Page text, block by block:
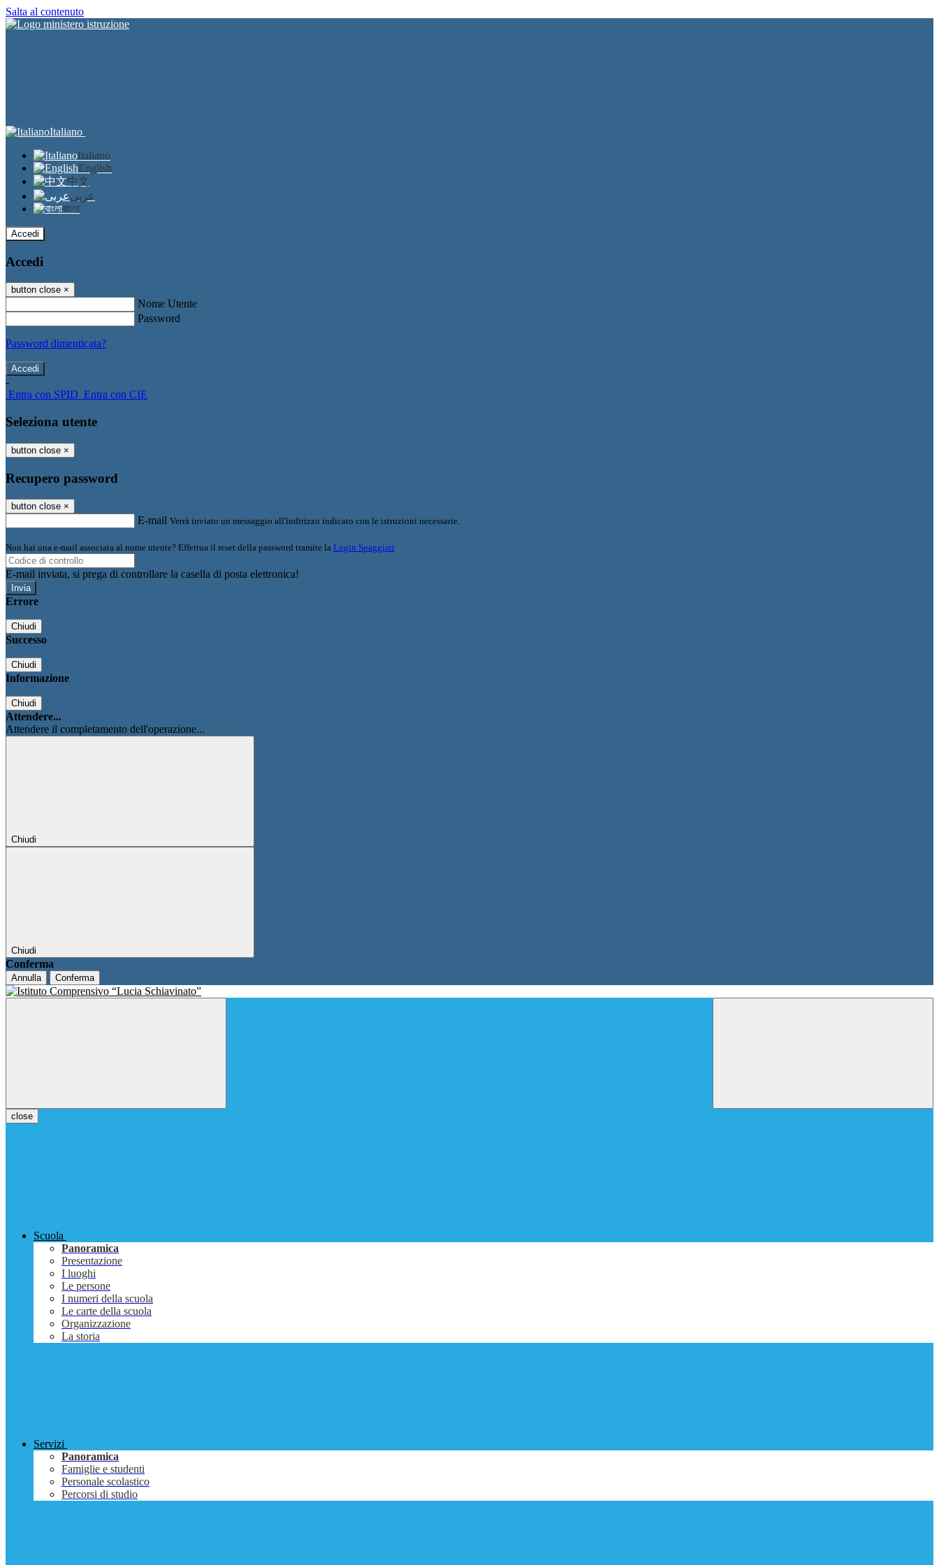
Salta al contenuto
Italiano
Italiano
English
中文
عربى
বাংলা
Accedi
Accedi
button close ×
Nome Utente
Password
Password dimenticata?
-
Entra con SPID Entra con CIE
Seleziona utente
button close ×
Recupero password
button close ×
E-mail Verrà inviato un messaggio all'indirizzo indicato con le istruzioni necessarie.
Non hai una e-mail associata al nome utente? Effettua il reset della password tramite la Login Spaggiari
E-mail inviata, si prega di controllare la casella di posta elettronica!
Errore
Chiudi
Successo
Chiudi
Informazione
Chiudi
Attendere...
Attendere il completamento dell'operazione...
Chiudi
Chiudi
Conferma
Annulla Conferma
close
Scuola
Panoramica
Presentazione
I luoghi
Le persone
I numeri della scuola
Le carte della scuola
Organizzazione
La storia
Servizi
Panoramica
Famiglie e studenti
Personale scolastico
Percorsi di studio